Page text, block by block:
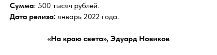
Сумма: 500 тысяч рублей.
Дата релиза: январь 2022 года.
«На краю света», Эдуард Новиков